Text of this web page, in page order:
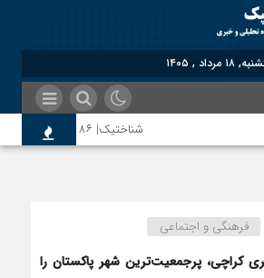
, ۱۴۰۵
شناختیک| ۸۶ درصد مهاجران حامی ایران در جنگ؛ ۷۵ درصد مهاجران دولت چهاردهم را خیرخواه خود نمی‌دانند
رضا صادقی: بدرقه میهمان با توهین،
فرهنگی و اجتماعی
۴.۷ ریشتری کراچی، پرجمعیت‌ترین شهر پاکستان را